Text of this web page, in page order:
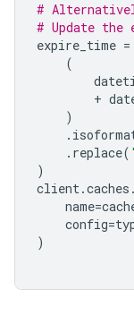
#
# Update
expire_time =
(
+
)
.
. replace(
)
client.caches .
name=
config=
)